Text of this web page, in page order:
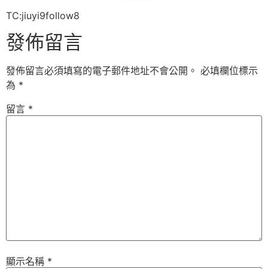
TC:jiuyi9follow8
發佈留言
發佈留言必須填寫的電子郵件地址不會公開。 必填欄位標示
為 *
留言 *
顯示名稱 *